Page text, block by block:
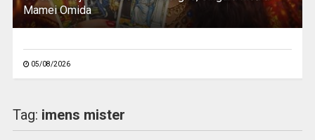
Mamei Omida
05/08/2026
Tag: imens mister